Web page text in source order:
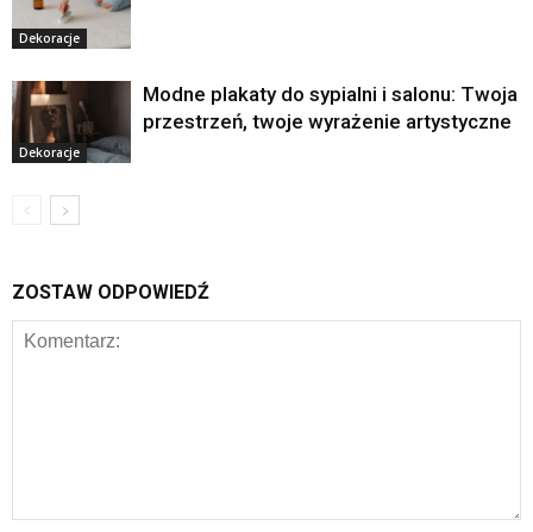
Dekoracje
Dekoracje
Modne plakaty do sypialni i salonu: Twoja
przestrzeń, twoje wyrażenie artystyczne
ZOSTAW ODPOWIEDŹ